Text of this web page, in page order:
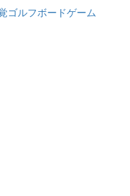
ゴルフボードゲーム